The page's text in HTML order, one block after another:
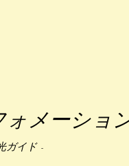
ォメーショ
ガイド -